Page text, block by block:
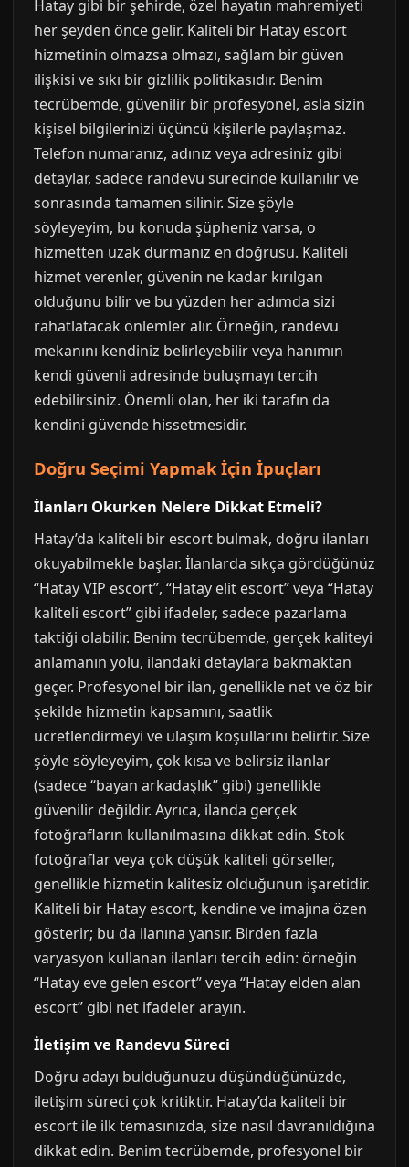
Hatay gibi bir şehirde, özel hayatın mahremiyeti
her şeyden önce gelir. Kaliteli bir Hatay escort
hizmetinin olmazsa olmazı, sağlam bir güven
ilişkisi ve sıkı bir gizlilik politikasıdır. Benim
tecrübemde, güvenilir bir profesyonel, asla sizin
kişisel bilgilerinizi üçüncü kişilerle paylaşmaz.
Telefon numaranız, adınız veya adresiniz gibi
detaylar, sadece randevu sürecinde kullanılır ve
sonrasında tamamen silinir. Size şöyle
söyleyeyim, bu konuda şüpheniz varsa, o
hizmetten uzak durmanız en doğrusu. Kaliteli
hizmet verenler, güvenin ne kadar kırılgan
olduğunu bilir ve bu yüzden her adımda sizi
rahatlatacak önlemler alır. Örneğin, randevu
mekanını kendiniz belirleyebilir veya hanımın
kendi güvenli adresinde buluşmayı tercih
edebilirsiniz. Önemli olan, her iki tarafın da
kendini güvende hissetmesidir.
Doğru Seçimi Yapmak İçin İpuçları
İlanları Okurken Nelere Dikkat Etmeli?
Hatay’da kaliteli bir escort bulmak, doğru ilanları
okuyabilmekle başlar. İlanlarda sıkça gördüğünüz
“Hatay VIP escort”, “Hatay elit escort” veya “Hatay
kaliteli escort” gibi ifadeler, sadece pazarlama
taktiği olabilir. Benim tecrübemde, gerçek kaliteyi
anlamanın yolu, ilandaki detaylara bakmaktan
geçer. Profesyonel bir ilan, genellikle net ve öz bir
şekilde hizmetin kapsamını, saatlik
ücretlendirmeyi ve ulaşım koşullarını belirtir. Size
şöyle söyleyeyim, çok kısa ve belirsiz ilanlar
(sadece “bayan arkadaşlık” gibi) genellikle
güvenilir değildir. Ayrıca, ilanda gerçek
fotoğrafların kullanılmasına dikkat edin. Stok
fotoğraflar veya çok düşük kaliteli görseller,
genellikle hizmetin kalitesiz olduğunun işaretidir.
Kaliteli bir Hatay escort, kendine ve imajına özen
gösterir; bu da ilanına yansır. Birden fazla
varyasyon kullanan ilanları tercih edin: örneğin
“Hatay eve gelen escort” veya “Hatay elden alan
escort” gibi net ifadeler arayın.
İletişim ve Randevu Süreci
Doğru adayı bulduğunuzu düşündüğünüzde,
iletişim süreci çok kritiktir. Hatay’da kaliteli bir
escort ile ilk temasınızda, size nasıl davranıldığına
dikkat edin. Benim tecrübemde, profesyonel bir